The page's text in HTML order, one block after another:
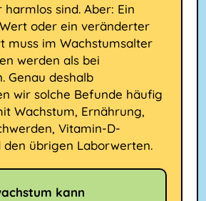
sind. Aber: Ein
oder ein veränderter
muss im Wachstumsalter
werden als bei
Genau deshalb
wir solche Befunde häufig
Wachstum, Ernährung,
Vitamin-D-
den übrigen Laborwerten.
kann